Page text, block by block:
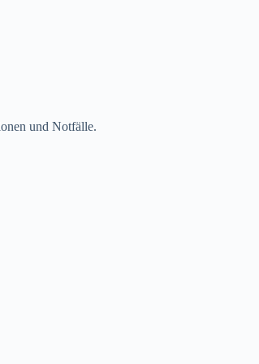
und Notfälle.